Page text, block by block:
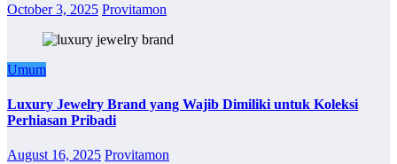
October 3, 2025 Provitamon
Umum
Luxury Jewelry Brand yang Wajib Dimiliki untuk Koleksi
Perhiasan Pribadi
August 16, 2025 Provitamon